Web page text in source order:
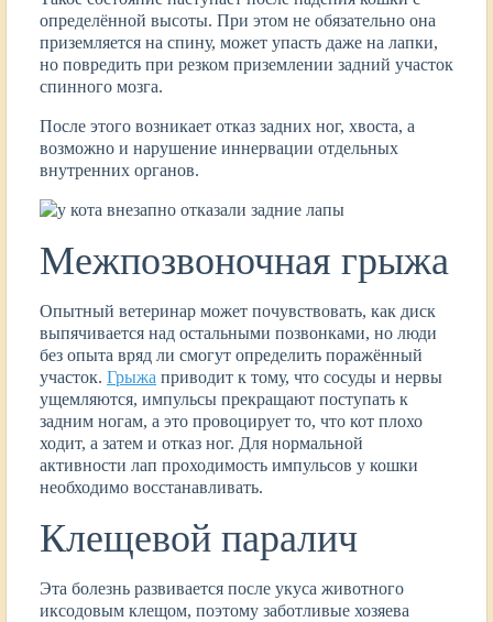
определённой высоты. При этом не обязательно она
приземляется на спину, может упасть даже на лапки,
но повредить при резком приземлении задний участок
спинного мозга.
После этого возникает отказ задних ног, хвоста, а
возможно и нарушение иннервации отдельных
внутренних органов.
Межпозвоночная грыжа
Опытный ветеринар может почувствовать, как диск
выпячивается над остальными позвонками, но люди
без опыта вряд ли смогут определить поражённый
участок. Грыжа приводит к тому, что сосуды и нервы
ущемляются, импульсы прекращают поступать к
задним ногам, а это провоцирует то, что кот плохо
ходит, а затем и отказ ног. Для нормальной
активности лап проходимость импульсов у кошки
необходимо восстанавливать.
Клещевой паралич
Эта болезнь развивается после укуса животного
иксодовым клещом, поэтому заботливые хозяева